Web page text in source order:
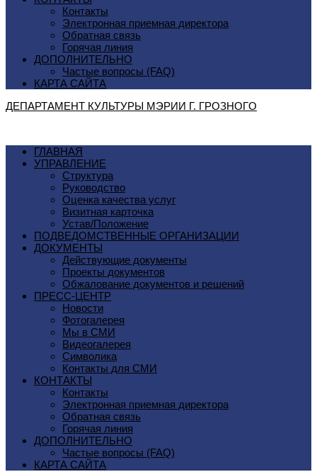
Контакты
Электронная приемная директора
Обратная связь
Горячая линия
ДОПОЛНИТЕЛЬНО
Частые вопросы (FAQ)
КАРТА САЙТА
ДЕПАРТАМЕНТ КУЛЬТУРЫ МЭРИИ Г. ГРОЗНОГO
ГЛАВНАЯ
УПРАВЛЕНИЕ
Структура
Руководство
Оценка качества услуг
Визитная карточка
Устав/Положение
ПОДВЕДОМСТВЕННЫЕ ОРГАНИЗАЦИИ
ДОКУМЕНТЫ
Действующие документы
Проекты документов
Обжалование документов и решений
ПРЕСС-ЦЕНТР
Новости
Фотогалерея
Мы в СМИ
Видеогалерея
Символика
Контакты для СМИ
КОНТАКТЫ
Контакты
Электронная приемная директора
Обратная связь
Горячая линия
ДОПОЛНИТЕЛЬНО
Частые вопросы (FAQ)
КАРТА САЙТА